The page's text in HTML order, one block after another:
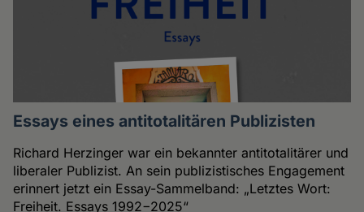
Essays eines antitotalitären Publizisten
Richard Herzinger war ein bekannter antitotalitärer und
liberaler Publizist. An sein publizistisches Engagement
erinnert jetzt ein Essay-Sammelband: „Letztes Wort:
Freiheit. Essays 1992−2025“